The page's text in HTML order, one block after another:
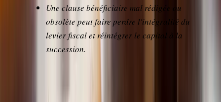
Une clause bénéficiaire mal rédigée ou
obsolète peut faire perdre l'intégralité du
levier fiscal et réintégrer le capital à la
succession.